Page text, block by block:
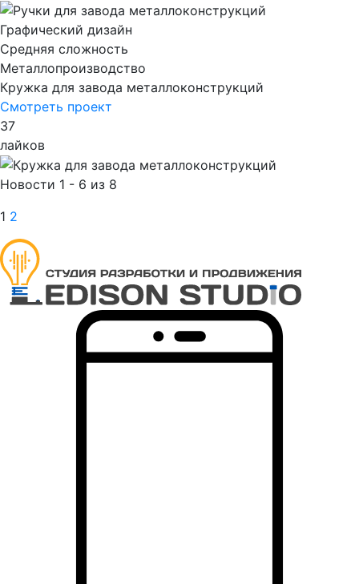
Графический дизайн
Cредняя сложность
Металлопроизводство
Кружка для завода металлоконструкций
Смотреть проект
37
лайков
Новости 1 - 6 из 8
1 2